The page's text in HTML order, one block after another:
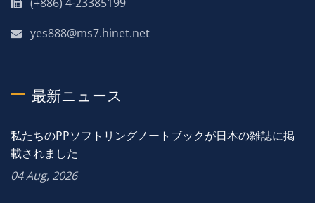
yes888@ms7.hinet.net
最新ニュース
私たちのPPソフトリングノートブックが日本の雑誌に掲
載されました
04 Aug, 2026